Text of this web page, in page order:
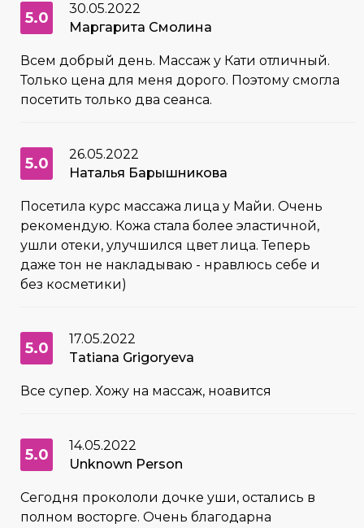
5.0
30.05.2022
Маргарита Смолина
Всем добрый день. Массаж у Кати отличный.
Только цена для меня дорого. Поэтому смогла
посетить только два сеанса.
5.0
26.05.2022
Наталья Барышникова
Посетила курс массажа лица у Майи. Очень
рекомендую. Кожа стала более эластичной,
ушли отеки, улучшился цвет лица. Теперь
даже тон не накладываю - нравлюсь себе и
без косметики)
5.0
17.05.2022
Tatiana Grigoryeva
Все супер. Хожу на массаж, ноавится
5.0
14.05.2022
Unknown Person
Сегодня прокололи дочке уши, остались в
полном восторге. Очень благодарна